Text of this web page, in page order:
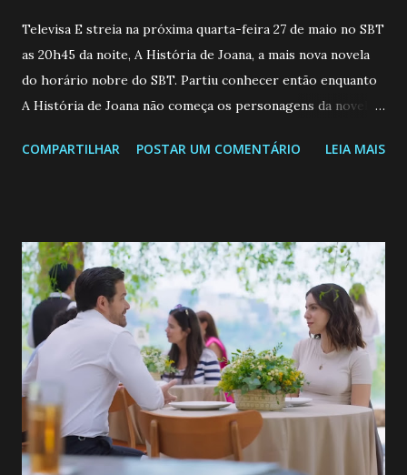
Televisa E streia na próxima quarta-feira 27 de maio no SBT
as 20h45 da noite, A História de Joana, a mais nova novela
do horário nobre do SBT. Partiu conhecer então enquanto
A História de Joana não começa os personagens da novela?
de 25/05/26 a 31/05/26 JOANA GUADALUPE (Camila
permanecer virgem até encontrar o homem que realmente
ama, o que não é fácil, já que dedica todas as suas energias a
se aprimorar, trabalhando, estudando e se orgulhando de
ser a primeira mulher da família a ingressar na
universidade. Ela tem uma personalidade muito alegre, é
muito madura para a idade, determinada, criativa e
empática. Detesta injustiças e é uma ótima amiga. Pode ser
teimosa e muito persistente quando decide fazer algo.
Durante um exame ginecológico, ela é inseminada por eng...
COMPARTILHAR POSTAR UM COMENTÁRIO LEIA MAIS